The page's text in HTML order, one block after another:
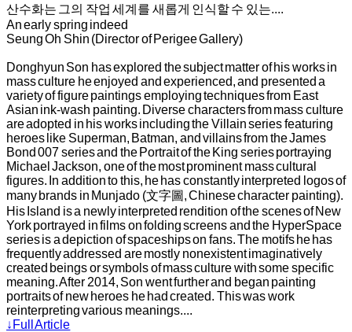
산수화는 그의 작업 세계를 새롭게 인식할 수 있는....
An early spring indeed
Seung Oh Shin (Director of Perigee Gallery)
Donghyun Son has explored the subject matter of his works in
mass culture he enjoyed and experienced, and presented a
variety of figure paintings employing techniques from East
Asian ink-wash painting. Diverse characters from mass culture
are adopted in his works including the Villain series featuring
heroes like Superman, Batman, and villains from the James
Bond 007 series and the Portrait of the King series portraying
Michael Jackson, one of the most prominent mass cultural
figures. In addition to this, he has constantly interpreted logos of
many brands in Munjado (文字圖, Chinese character painting).
His Island is a newly interpreted rendition of the scenes of New
York portrayed in films on folding screens and the HyperSpace
series is a depiction of spaceships on fans. The motifs he has
frequently addressed are mostly nonexistent imaginatively
created beings or symbols of mass culture with some specific
meaning. After 2014, Son went further and began painting
portraits of new heroes he had created. This was work
reinterpreting various meanings....
↓Full Article